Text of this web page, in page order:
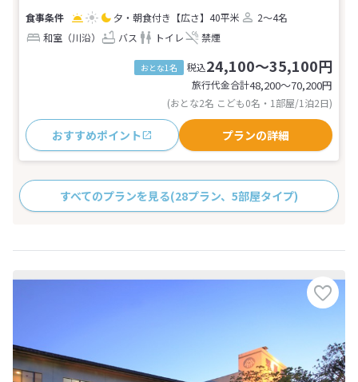
夕・朝食付き 【広さ】40平米
2～4名
和室（川沿）
バス トイレ 禁煙
おとな1名 税込24,100～35,100円
旅行代金合計48,200〜70,200円
(おとな2名 こども0名・1部屋/1泊2日)
おすすめポイント プランの詳細
すべてのプランを見る(28プラン、5部屋タイプ)